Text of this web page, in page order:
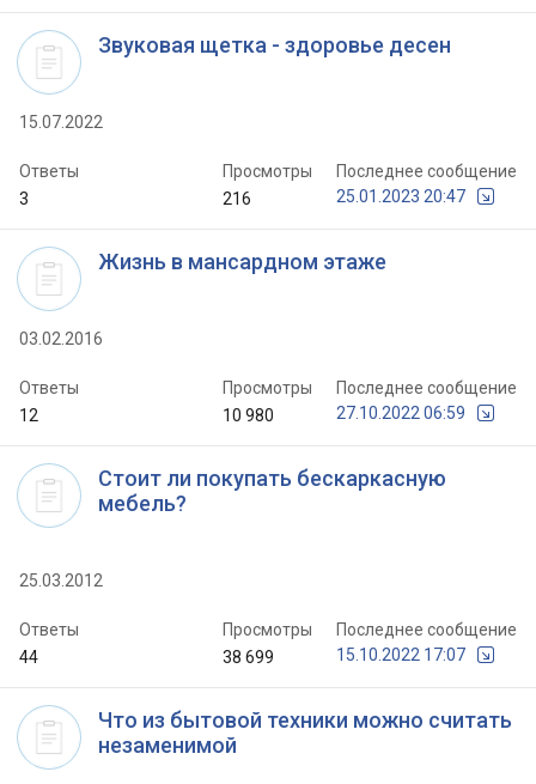
Звуковая щетка - здоровье десен
15.07.2022
Ответы
3
Просмотры
216
Последнее сообщение
25.01.2023 20:47
Жизнь в мансардном этаже
03.02.2016
Ответы
12
Просмотры
10 980
Последнее сообщение
27.10.2022 06:59
Стоит ли покупать бескаркасную
мебель?
25.03.2012
Ответы
44
Просмотры
38 699
Последнее сообщение
15.10.2022 17:07
Что из бытовой техники можно считать
незаменимой